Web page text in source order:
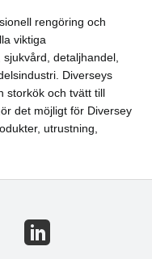
rengöring och
viktiga
detaljhandel,
Diverseys
storkök och tvätt till
det möjligt för Diversey
utrustning,